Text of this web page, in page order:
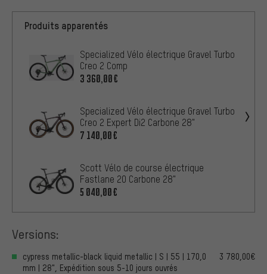
Produits apparentés
Specialized Vélo électrique Gravel Turbo
Creo 2 Comp
3 360,00€
Specialized Vélo électrique Gravel Turbo
Creo 2 Expert Di2 Carbone 28"
7 140,00€
Scott Vélo de course électrique
Fastlane 20 Carbone 28"
5 040,00€
Versions:
cypress metallic-black liquid metallic | S | 55 | 170,0
mm | 28", Expédition sous 5-10 jours ouvrés
3 780,00€